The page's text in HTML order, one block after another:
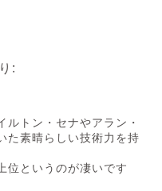
:
ルトン・セナやアラン・
た素晴らしい技術力を持
位というのが凄いです